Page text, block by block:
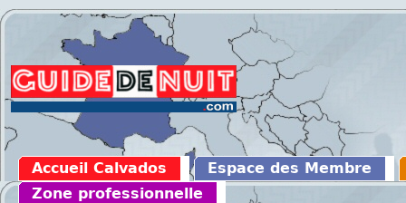
Accueil Calvados
Espace des Membre
Zone professionnelle